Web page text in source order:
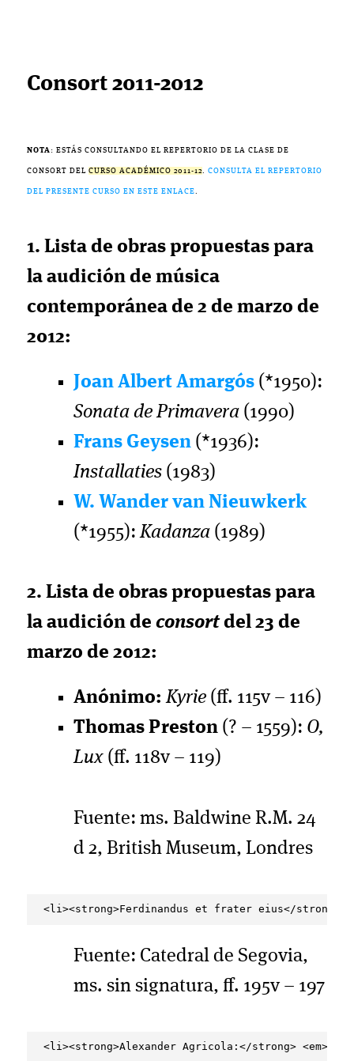
Consort 2011-2012
NOTA : ESTÁS CONSULTANDO EL REPERTORIO DE LA CLASE DE
CONSORT DELCURSO ACADÉMICO 2011-12.CONSULTA EL REPERTORIO
DEL PRESENTE CURSO EN ESTE ENLACE.
1. Lista de obras propuestas para
la audición de música
contemporánea de 2 de marzo de
2012:
Joan Albert Amargós (*1950):
Sonata de Primavera (1990)
Frans Geysen (*1936):
Installaties (1983)
W. Wander van Nieuwkerk
(*1955):Kadanza (1989)
2. Lista de obras propuestas para
la audición deconsortdel 23 de
marzo de 2012:
Anónimo: Kyrie (ff. 115v – 116)
Thomas Preston (? – 1559): O,
Lux (ff. 118v – 119)
Fuente: ms. Baldwine R.M. 24
d 2, British Museum, Londres
Fuente: Catedral de Segovia,
ms. sin signatura, ff. 195v – 197